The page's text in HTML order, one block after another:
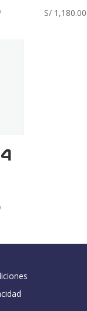
S/ 1,180.00